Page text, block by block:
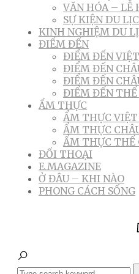
VĂN HÓA – LỄ
SỰ KIỆN DU
KINH NGHIỆM DU
ĐIỂM ĐẾN
ĐIỂM ĐẾN
ĐIỂM ĐẾN
ĐIỂM ĐẾN
ĐIỂM ĐẾN THẾ
ẨM THỰC
ẨM THỰC
ẨM THỰC
ẨM THỰC THẾ
ĐỐI THOẠI
E.MAGAZINE
Ở ĐÂU – KHI NÀO
PHONG CÁCH SỐNG